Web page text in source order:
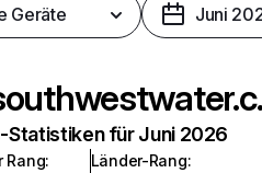
Geräte Juni
Statistiken für Juni 2026
Rang:
Länder-Rang: